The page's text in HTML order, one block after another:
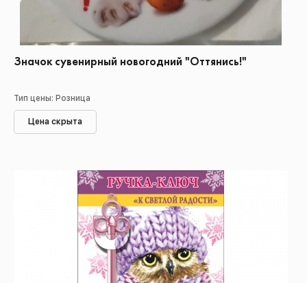
Значок сувенирный новогодний "Оттянись!"
Тип цены: Розница
Цена скрыта